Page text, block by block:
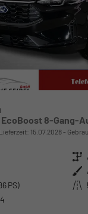
EcoBoost 8-Gang-
15.07.2028
Getriebe
Außenfarbe
PS) Kilometerstand